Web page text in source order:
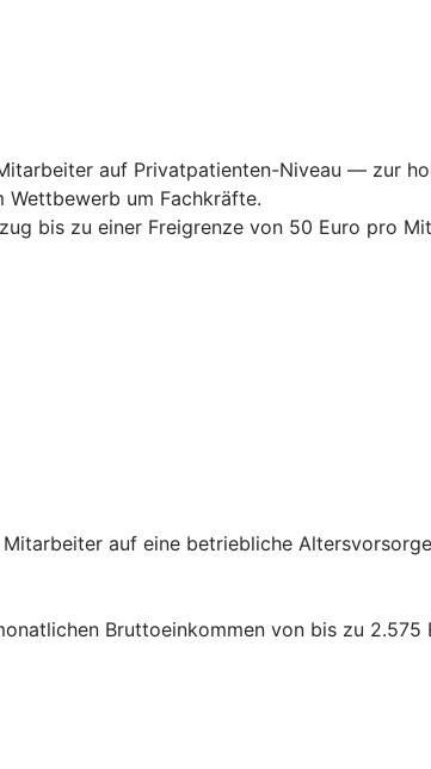
auf Privatpatienten-Niveau — zur
um Fachkräfte.
bis zu einer Freigrenze von 50 Euro pro
auf eine betriebliche
Bruttoeinkommen von bis zu